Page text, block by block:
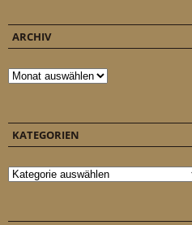
ARCHIV
Archiv
KATEGORIEN
Kategorien